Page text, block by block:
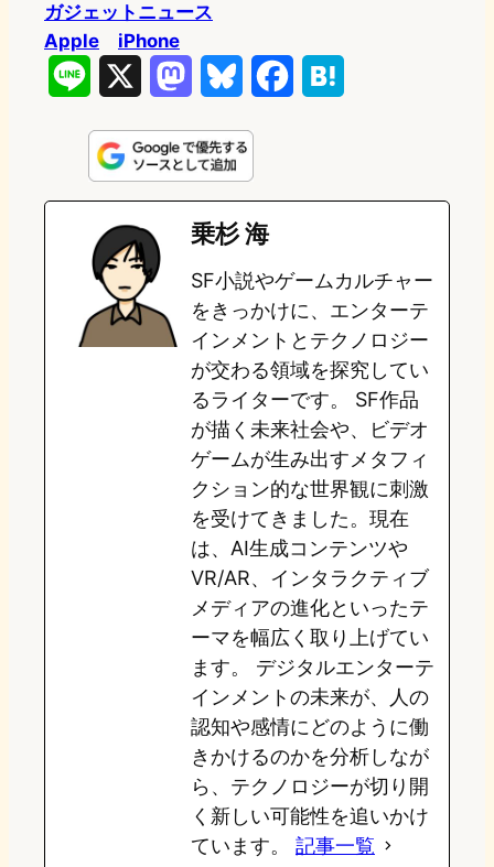
ガジェットニュース
Apple
iPhone
n
e
s
t
o
d
o
n
u
e
s
k
y
e
o
o
k
e
a
乗杉 海
SF小説やゲームカルチャー
をきっかけに、エンターテ
インメントとテクノロジー
が交わる領域を探究してい
るライターです。 SF作品
が描く未来社会や、ビデオ
ゲームが生み出すメタフィ
クション的な世界観に刺激
を受けてきました。現在
は、AI生成コンテンツや
VR/AR、インタラクティブ
メディアの進化といったテ
ーマを幅広く取り上げてい
ます。 デジタルエンターテ
インメントの未来が、人の
認知や感情にどのように働
きかけるのかを分析しなが
ら、テクノロジーが切り開
く新しい可能性を追いかけ
ています。 記事一覧